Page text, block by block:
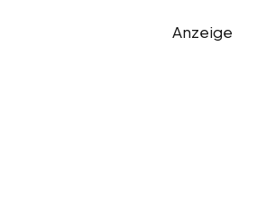
Anzeige